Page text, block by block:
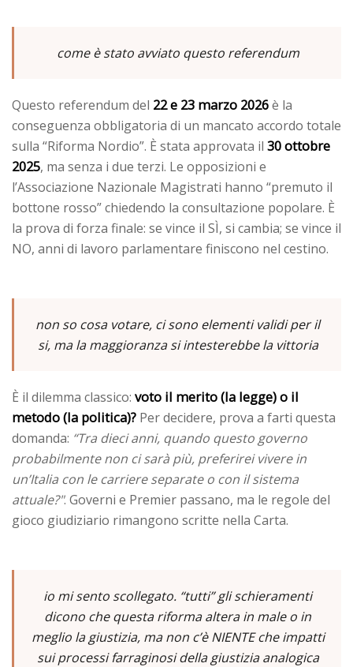
come è stato avviato questo referendum
Questo referendum del 22 e 23 marzo 2026è la
conseguenza obbligatoria di un mancato accordo totale
sulla “Riforma Nordio”. È stata approvata il 30 ottobre
2025, ma senza i due terzi. Le opposizioni e
l’Associazione Nazionale Magistrati hanno “premuto il
bottone rosso” chiedendo la consultazione popolare. È
la prova di forza finale: se vince il SÌ, si cambia; se vince il
NO, anni di lavoro parlamentare finiscono nel cestino.
non so cosa votare, ci sono elementi validi per il
si, ma la maggioranza si intesterebbe la vittoria
È il dilemma classico: voto il merito (la legge) o il
metodo (la politica)? Per decidere, prova a farti questa
domanda: “Tra dieci anni, quando questo governo
probabilmente non ci sarà più, preferirei vivere in
un’Italia con le carriere separate o con il sistema
attuale?". Governi e Premier passano, ma le regole del
gioco giudiziario rimangono scritte nella Carta.
io mi sento scollegato. “tutti” gli schieramenti
dicono che questa riforma altera in male o in
meglio la giustizia, ma non c’è NIENTE che impatti
sui processi farraginosi della giustizia analogica